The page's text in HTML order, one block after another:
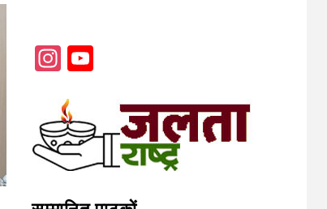
Instagram
YouTube